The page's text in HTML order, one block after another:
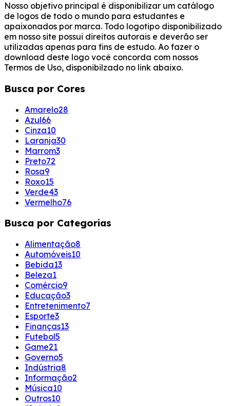
Nosso objetivo principal é disponibilizar um catálogo
de logos de todo o mundo para estudantes e
apaixonados por marca. Todo logotipo disponibilizado
em nosso site possui direitos autorais e deverão ser
utilizadas apenas para fins de estudo. Ao fazer o
download deste logo você concorda com nossos
Termos de Uso, disponibilzado no link abaixo.
Busca por Cores
Amarelo28
Azul66
Cinza10
Laranja30
Marrom3
Preto72
Rosa9
Roxo15
Verde43
Vermelho76
Busca por Categorias
Alimentação8
Automóveis10
Bebida13
Beleza1
Comércio9
Educação3
Entretenimento7
Esporte3
Finanças13
Futebol5
Game21
Governo5
Indústria8
Informação2
Música10
Outros10